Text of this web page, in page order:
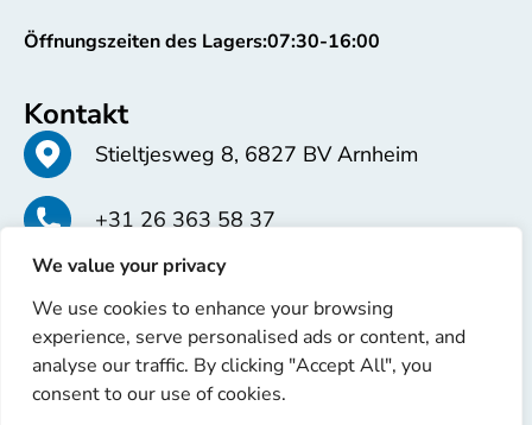
We value your privacy
We use cookies to enhance your browsing
experience, serve personalised ads or content, and
analyse our traffic. By clicking "Accept All", you
consent to our use of cookies.
Öffnungszeiten des Lagers:07:30-16:00
Kontakt
Stieltjesweg 8, 6827 BV Arnheim
+31 26 363 58 37
info@erren.com